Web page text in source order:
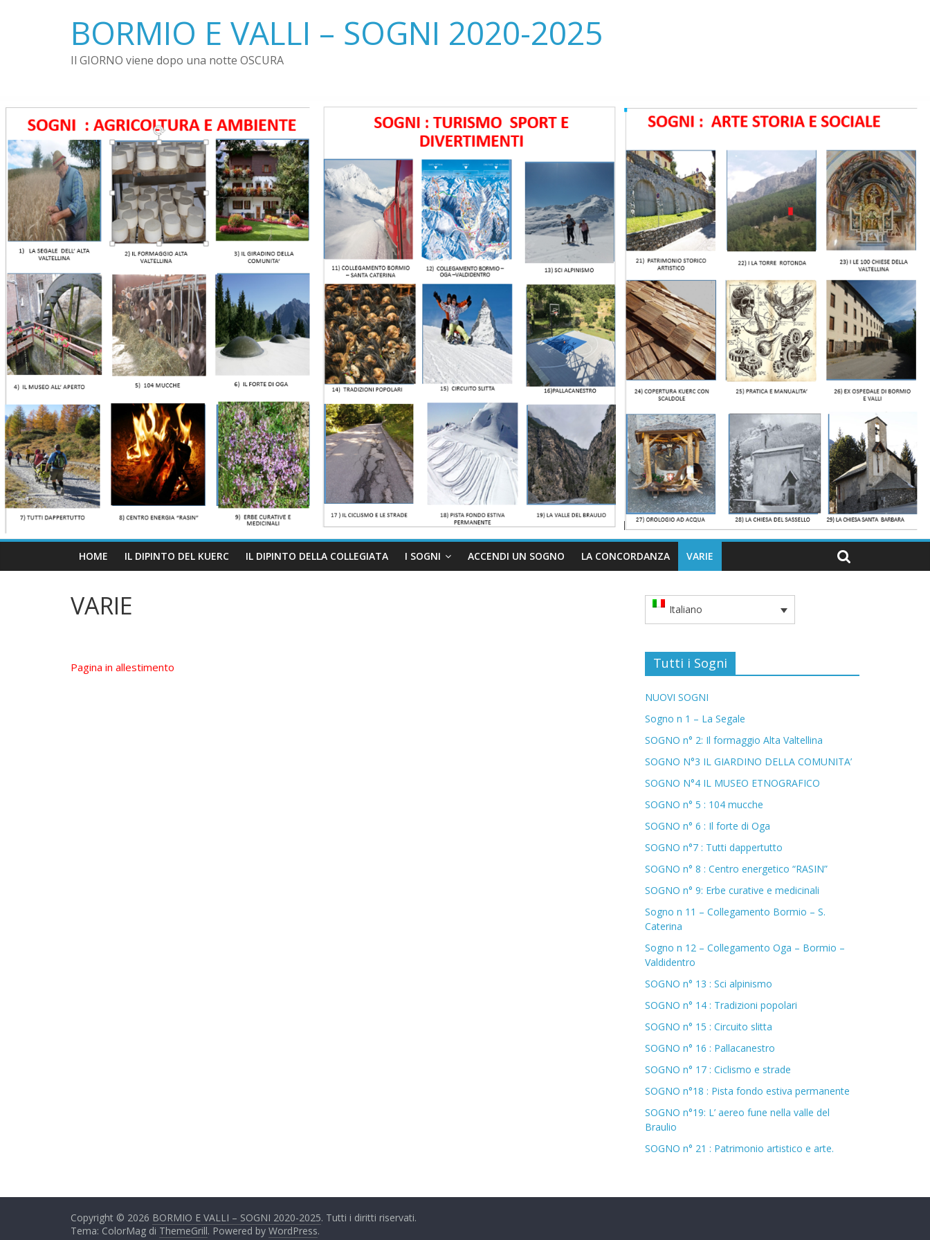
BORMIO E VALLI – SOGNI 2020-2025
Il GIORNO viene dopo una notte OSCURA
HOME IL DIPINTO DEL KUERC IL DIPINTO DELLA COLLEGIATA I SOGNI ACCENDI UN SOGNO LA CONCORDANZA VARIE
VARIE
Pagina in allestimento
Italiano
Tutti i Sogni
NUOVI SOGNI
Sogno n 1 – La Segale
SOGNO n° 2: Il formaggio Alta Valtellina
SOGNO N°3 IL GIARDINO DELLA COMUNITA’
SOGNO N°4 IL MUSEO ETNOGRAFICO
SOGNO n° 5 : 104 mucche
SOGNO n° 6 : Il forte di Oga
SOGNO n°7 : Tutti dappertutto
SOGNO n° 8 : Centro energetico “RASIN”
SOGNO n° 9: Erbe curative e medicinali
Sogno n 11 – Collegamento Bormio – S.
Caterina
Sogno n 12 – Collegamento Oga – Bormio –
Valdidentro
SOGNO n° 13 : Sci alpinismo
SOGNO n° 14 : Tradizioni popolari
SOGNO n° 15 : Circuito slitta
SOGNO n° 16 : Pallacanestro
SOGNO n° 17 : Ciclismo e strade
SOGNO n°18 : Pista fondo estiva permanente
SOGNO n°19: L’ aereo fune nella valle del
Braulio
SOGNO n° 21 : Patrimonio artistico e arte.
Copyright © 2026 BORMIO E VALLI – SOGNI 2020-2025. Tutti i diritti riservati.
Tema: ColorMag di ThemeGrill. Powered by WordPress.